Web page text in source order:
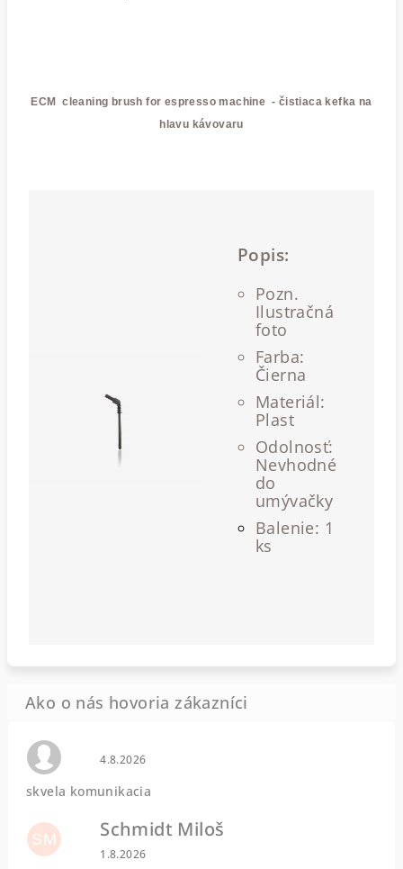
ECM cleaning brush for espresso machine - čistiaca kefka na
hlavu kávovaru
Popis:
Pozn.
Ilustračná
foto
Farba:
Čierna
Materiál:
Plast
Odolnosť:
Nevhodné
do
umývačky
Balenie: 1
ks
Hodnotenie obchodu je 0 z 5 hviezdičiek.
4.8.2026
skvela komunikacia
SM Schmidt Miloš
Hodnotenie obchodu je 5 z 5 hviezdičiek.
1.8.2026